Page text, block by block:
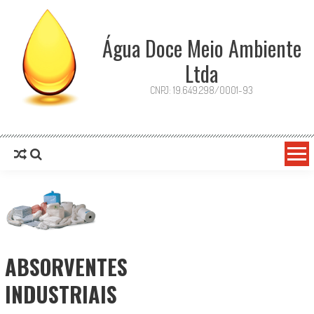
Água Doce Meio Ambiente
Ltda
CNPJ: 19.649.298/0001-93
ABSORVENTES
INDUSTRIAIS